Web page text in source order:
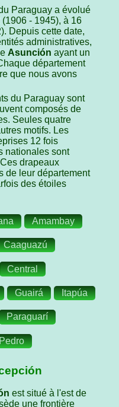
Paraguay a évolué
- 1945), à 16
Depuis cette date,
administratives,
Asunción ayant un
département
que nous avons
du Paraguay sont
composés de
Seules quatre
motifs. Les
12 fois
nationales sont
drapeaux
de leur département
des étoiles
Amambay
Caaguazú
Central
Guairá Itapúa
Paraguarí
est situé à l'est de
une frontière